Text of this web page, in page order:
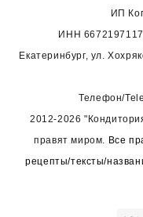
ИП
ИНН
Екатеринбург, ул.
Телефон/
2012-2026
правят миром. Все
рецепты/тексты/